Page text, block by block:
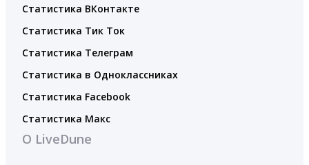
Статистика ВКонтакте
Статистика Тик Ток
Статистика Телеграм
Статистика в Одноклассниках
Статистика Facebook
Статистика Макс
О LiveDune